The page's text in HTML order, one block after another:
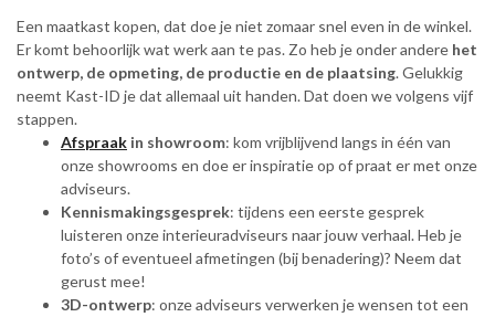
Een maatkast kopen, dat doe je niet zomaar snel even in de winkel.
Er komt behoorlijk wat werk aan te pas. Zo heb je onder andere het
ontwerp, de opmeting, de productie en de plaatsing. Gelukkig
neemt Kast-ID je dat allemaal uit handen. Dat doen we volgens vijf
stappen.
Afspraak in showroom: kom vrijblijvend langs in één van
onze showrooms en doe er inspiratie op of praat er met onze
adviseurs.
Kennismakingsgesprek: tijdens een eerste gesprek
luisteren onze interieuradviseurs naar jouw verhaal. Heb je
foto’s of eventueel afmetingen (bij benadering)? Neem dat
gerust mee!
3D-ontwerp: onze adviseurs verwerken je wensen tot een